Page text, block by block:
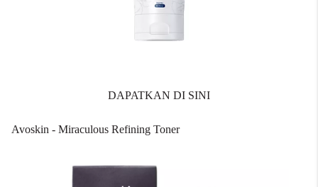
DAPATKAN DI SINI
Avoskin - Miraculous Refining Toner